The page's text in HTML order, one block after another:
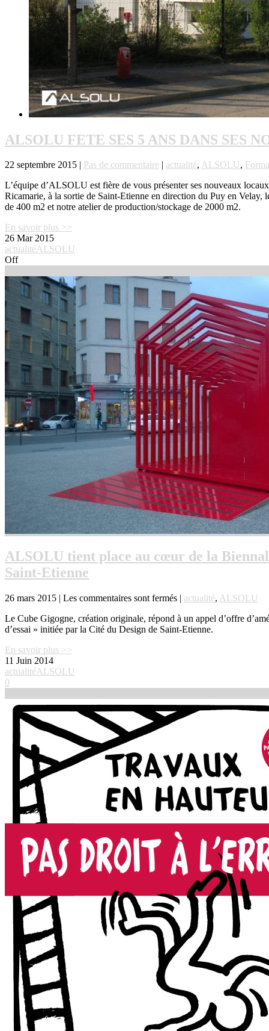
ALSOLU FETE SES 5 ANS DANS SES
22 septembre 2015 | Pas de commentaire | actualité, ALSOLU,
L’équipe d’ALSOLU est fière de vous présenter ses nouveaux
Ricamarie, à la sortie de Saint-Etienne en direction du Puy en Velay,
de 400 m2 et notre atelier de production/stockage de 2000 m2.
En savoir plus >>
26 Mar 2015
actualitéALSOLU
Off
ALSOLU tient place au cœur de la
Saint-Etienne
26 mars 2015 | Les commentaires sont fermés | actualité, ALSOLU
Le Cube Gigogne, création originale, répond à un appel d’offre
d’essai » initiée par la Cité du Design de Saint-Etienne.
En savoir plus >>
11 Juin 2014
actualitéALSOLU
0